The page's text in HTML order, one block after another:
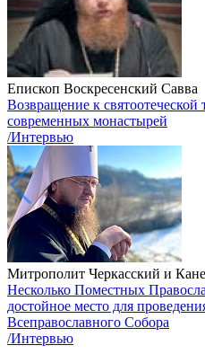
Епископ Воскресенский Савва
Возвращение к
современных монастырей
/Интервью
Митрополит Черкасский и
Несколько Поместных
достойное место для
Всеправославного Собора
/Интервью